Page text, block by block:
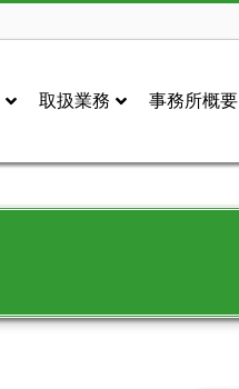
取扱業務 事務所概要